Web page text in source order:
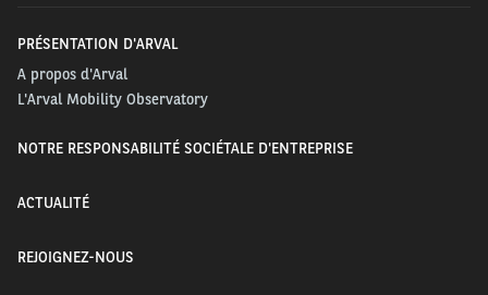
PRÉSENTATION D'ARVAL
A propos d'Arval
L'Arval Mobility Observatory
NOTRE RESPONSABILITÉ SOCIÉTALE D'ENTREPRISE
ACTUALITÉ
REJOIGNEZ-NOUS